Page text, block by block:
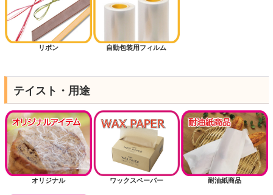
リボン 自動包装用フィルム
テイスト・用途
オリジナル ワックスペーパー 耐油紙商品